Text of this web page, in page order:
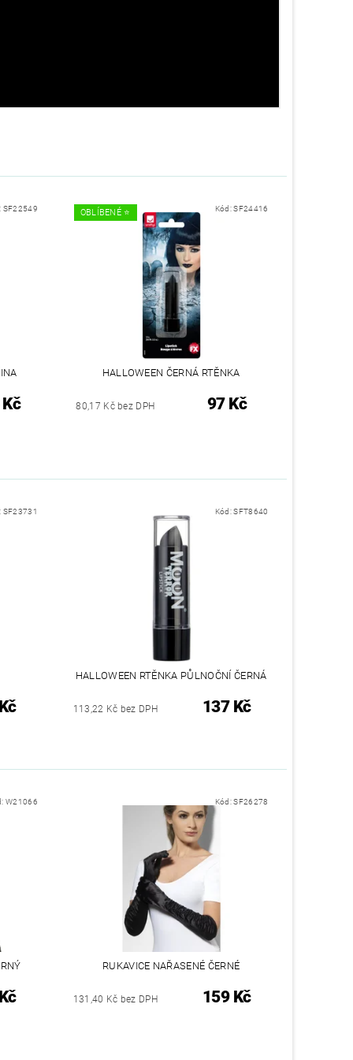
SF22549 OBLÍBENÉ ⭐️ Kód:SF24416
HALLOWEEN ČERNÁ RTĚNKA
80,17 Kč bez DPH 97 Kč
SF23731 Kód:SFT8640
HALLOWEEN RTĚNKA PŮLNOČNÍ ČERNÁ
113,22 Kč bez DPH 137 Kč
W21066 Kód:SF26278
RUKAVICE NAŘASENÉ ČERNÉ
131,40 Kč bez DPH 159 Kč